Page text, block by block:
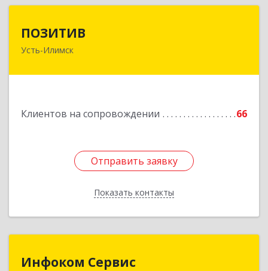
ПОЗИТИВ
Усть-Илимск
Клиентов на сопровождении 66
Отправить заявку
Показать контакты
666679, Иркутская обл, Усть-Илимск г, Дружбы
Отправить заявку
Назад
Инфоком Сервис